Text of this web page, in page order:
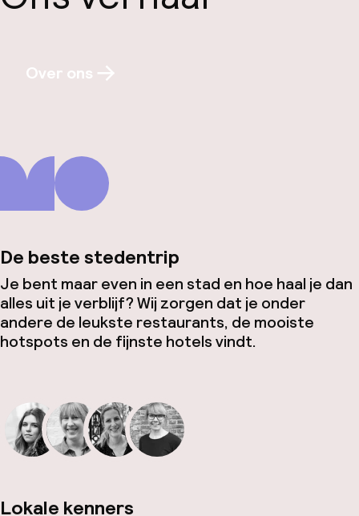
Over ons
De beste stedentrip
Je bent maar even in een stad en hoe haal je dan
alles uit je verblijf? Wij zorgen dat je onder
andere de leukste restaurants, de mooiste
hotspots en de fijnste hotels vindt.
Lokale kenners